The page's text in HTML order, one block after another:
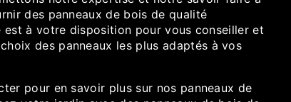
des panneaux de bois de qualité
est à votre disposition pour vous conseiller et
des panneaux les plus adaptés à vos
pour en savoir plus sur nos panneaux de